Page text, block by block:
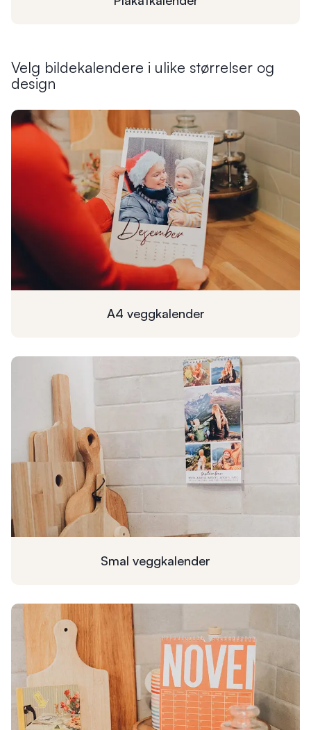
Velg bildekalendere i ulike størrelser og
design
A4 veggkalender
Smal veggkalender